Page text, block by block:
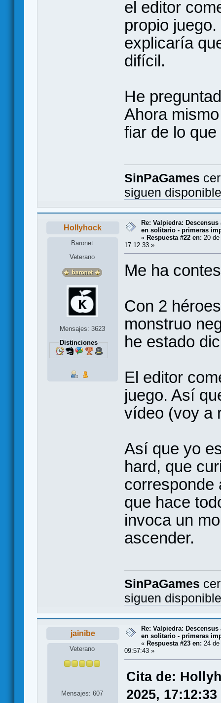
el editor
propio
explicaría
difícil.
He
Ahora
fiar de lo
SinPaGames
siguen
Hollyhock
Baronet
Veterano
Mensajes: 3623
Distinciones
Re: Valpiedra:
en solitario - primeras
« Respuesta #22 en: 20
17:12:33 »
Me ha
Con 2
monstruo
he estado
El editor
juego. Así
vídeo (voy a
Así que yo
hard, que
corresponde
que hace
invoca un
ascender.
SinPaGames
siguen
jainibe
Veterano
Mensajes: 607
Re: Valpiedra:
en solitario - primeras
« Respuesta #23 en: 24
09:57:43 »
Cita de:
2025, 17:12:33